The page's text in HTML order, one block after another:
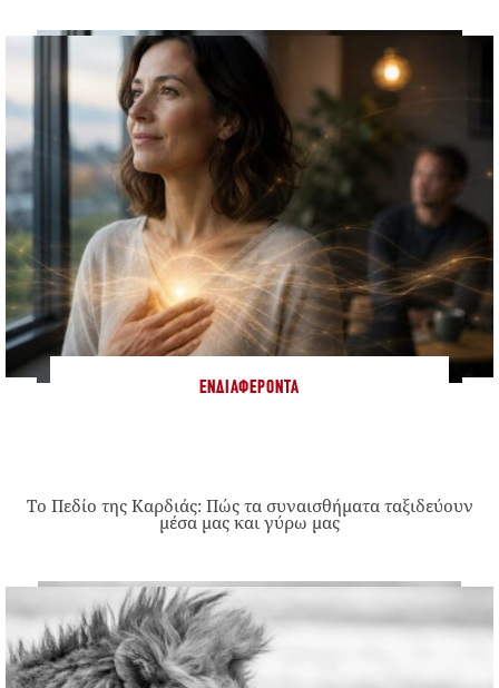
ΕΝΔΙΑΦΈΡΟΝΤΑ
Το Πεδίο της Καρδιάς: Πώς τα συναισθήματα ταξιδεύουν
μέσα μας και γύρω μας